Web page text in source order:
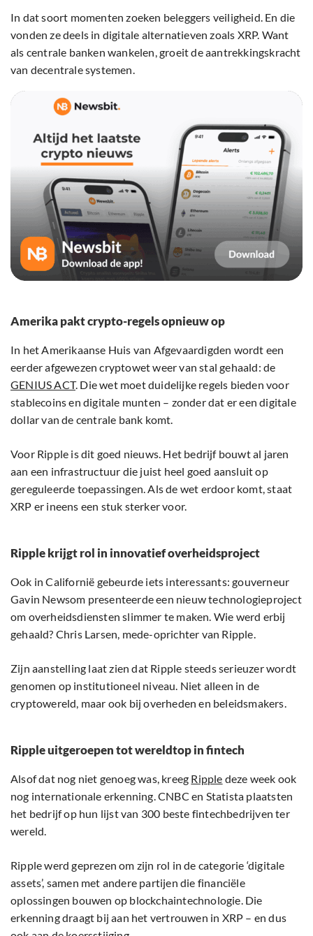
In dat soort momenten zoeken beleggers veiligheid. En die
vonden ze deels in digitale alternatieven zoals XRP. Want
als centrale banken wankelen, groeit de aantrekkingskracht
van decentrale systemen.
Amerika pakt crypto-regels opnieuw op
In het Amerikaanse Huis van Afgevaardigden wordt een
eerder afgewezen cryptowet weer van stal gehaald: de
GENIUS ACT. Die wet moet duidelijke regels bieden voor
stablecoins en digitale munten – zonder dat er een digitale
dollar van de centrale bank komt.
Voor Ripple is dit goed nieuws. Het bedrijf bouwt al jaren
aan een infrastructuur die juist heel goed aansluit op
gereguleerde toepassingen. Als de wet erdoor komt, staat
XRP er ineens een stuk sterker voor.
Ripple krijgt rol in innovatief overheidsproject
Ook in Californië gebeurde iets interessants: gouverneur
Gavin Newsom presenteerde een nieuw technologieproject
om overheidsdiensten slimmer te maken. Wie werd erbij
gehaald? Chris Larsen, mede-oprichter van Ripple.
Zijn aanstelling laat zien dat Ripple steeds serieuzer wordt
genomen op institutioneel niveau. Niet alleen in de
cryptowereld, maar ook bij overheden en beleidsmakers.
Ripple uitgeroepen tot wereldtop in fintech
Alsof dat nog niet genoeg was, kreeg Ripple deze week ook
nog internationale erkenning. CNBC en Statista plaatsten
het bedrijf op hun lijst van 300 beste fintechbedrijven ter
wereld.
Ripple werd geprezen om zijn rol in de categorie ‘digitale
assets’, samen met andere partijen die financiële
oplossingen bouwen op blockchaintechnologie. Die
erkenning draagt bij aan het vertrouwen in XRP – en dus